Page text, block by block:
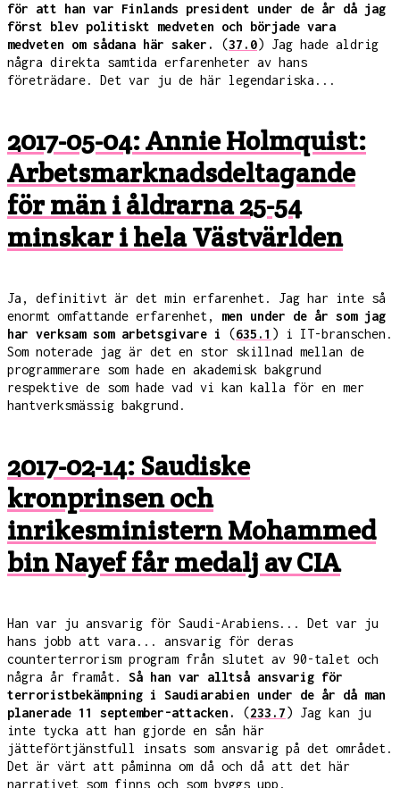
för att han var Finlands president under de år då jag
först blev politiskt medveten och började vara
medveten om sådana här saker.
(37.0) Jag hade aldrig
några direkta samtida erfarenheter av hans
företrädare. Det var ju de här legendariska...
2017-05-04: Annie Holmquist:
Arbetsmarknadsdeltagande
för män i åldrarna 25-54
minskar i hela Västvärlden
Ja, definitivt är det min erfarenhet. Jag har inte så
enormt omfattande erfarenhet, men under de år som jag
har verksam som arbetsgivare i
(635.1 ) i IT-branschen.
Som noterade jag är det en stor skillnad mellan de
programmerare som hade en akademisk bakgrund
respektive de som hade vad vi kan kalla för en mer
hantverksmässig bakgrund.
2017-02-14: Saudiske
kronprinsen och
inrikesministern Mohammed
bin Nayef får medalj av CIA
Han var ju ansvarig för Saudi-Arabiens... Det var ju
hans jobb att vara... ansvarig för deras
counterterrorism program från slutet av 90-talet och
några år framåt. Så han var alltså ansvarig för
terroristbekämpning i Saudiarabien under de år då man
planerade 11 september-attacken.
(233.7) Jag kan ju
inte tycka att han gjorde en sån här
jätteförtjänstfull insats som ansvarig på det området.
Det är värt att påminna om då och då att det här
narrativet som finns och som byggs upp,